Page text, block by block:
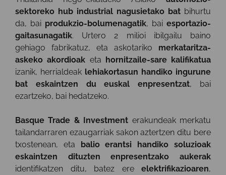
sektoreko hub industrial nagusietako bat bihurtu
da, bai produkzio-bolumenagatik, bai esportazio-
gaitasunagatik. Urtero 2 milioi ibilgailu baino
gehiago fabrikatuz, eta askotariko merkataritza-
askeko akordioak eta hornitzaile-sare kalifikatua
izanik, herrialdeak lehiakortasun handiko ingurune
bat eskaintzen du euskal enpresentzat, bai
ezartzeko, bai hedatzeko.
Basque Trade & Investment erakundeak merkatu
tailandarraren ezaugarriak sakon aztertzen ditu bere
txostenean, eta balio erantsi handiko soluzioak
eskaintzen dituzten enpresentzako aukerak
identifikatzen ditu, batez ere elektrifikazioaren,